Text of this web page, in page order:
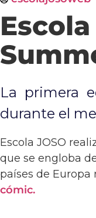
La primera
durante el
Escola JOSO
que se engloba
países de Europa
cómic.